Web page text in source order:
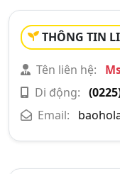
THÔNG TIN
Tên liên hệ:
Di động:
Email: